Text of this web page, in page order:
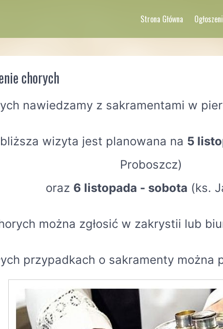
Strona Główna
chorych
nawiedzamy z sakramentami w
wizyta jest planowana na 5
Proboszcz)
oraz 6 listopada - sobota (ks.
można zgłosić w zakrystii lub
przypadkach o sakramenty można